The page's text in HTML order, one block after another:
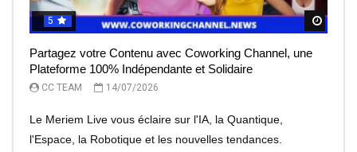
5
Partagez votre Contenu avec Coworking Channel, une
Plateforme 100% Indépendante et Solidaire
CC TEAM 14/07/2026
Le Meriem Live vous éclaire sur l'IA, la Quantique,
l'Espace, la Robotique et les nouvelles tendances.
5
Le Meriem Live vous éclaire sur l’IA, la Quantique,
l’Espace
CC TEAM 13/07/2026
5
IA et robots : peut-on leur faire totalement confiance ?
CC TEAM 08/07/2026
5
Le rêve de l’entrepreneur, devenir une licorne, mais à
quel prix?
CC TEAM 07/07/2026
5
Meriem Live à la découverte des Robots
CC TEAM 30/06/2026